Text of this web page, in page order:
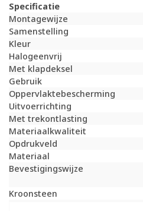
Specificatie
Montagewijze
Samenstelling
Kleur
Halogeenvrij
Met klapdeksel
Gebruik
Oppervlaktebescherming
Uitvoerrichting
Met trekontlasting
Materiaalkwaliteit
Opdrukveld
Materiaal
Bevestigingswijze
Kroonsteen